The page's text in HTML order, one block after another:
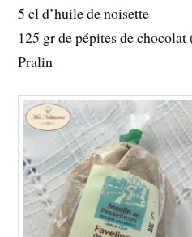
5 cl d’huile de noisette
125 gr de pépites de
Pralin